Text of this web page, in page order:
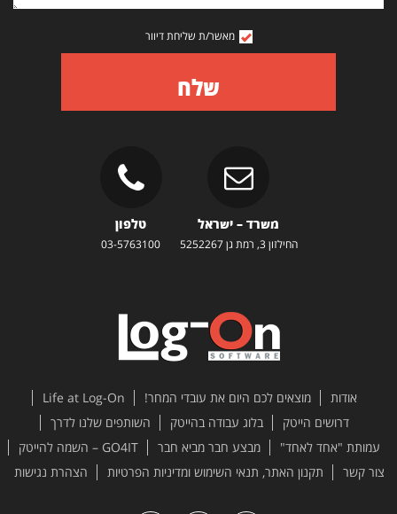
מאשר/ת שליחת דיוור
שלח
משרד – ישראל
החילזון 3, רמת גן 5252267
טלפון
03-5763100
אודות מוצאים לכם היום את עובדי המחר!
Life at Log-On
דרושים הייטק
בלוג עבודה בהייטק
השותפים שלנו לדרך
עמותת "אחד לאחד"
מבצע חבר מביא חבר
GO4IT – השמה להייטק
צור קשר
תקנון האתר, תנאי השימוש ומדיניות הפרטיות הצהרת נגישות